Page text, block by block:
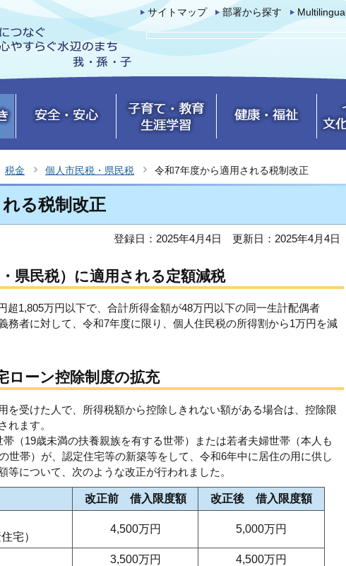
サイトマップ 部署から探す Multilingual
税金 個人市民税・県民税 令和7年度から適用される税制改正
る税制改正
登録日：2025年4月4日 更新日：2025年4月4日
県民税）に適用される定額減税
超1,805万円以下で、合計所得金額が48万円以下の同一生計配偶者
務者に対して、令和7年度に限り、個人住民税の所得割から1万円を減
ローン控除制度の拡充
を受けた人で、所得税額から控除しきれない額がある場合は、控除限
れます。
（19歳未満の扶養親族を有する世帯）または若者夫婦世帯（本人も
世帯）が、認定住宅等の新築等をして、令和6年中に居住の用に供し
等について、次のような改正が行われました。
改正前 借入限度額
改正後 借入限度額
宅）
4,500万円 5,000万円
3,500万円
4,500万円